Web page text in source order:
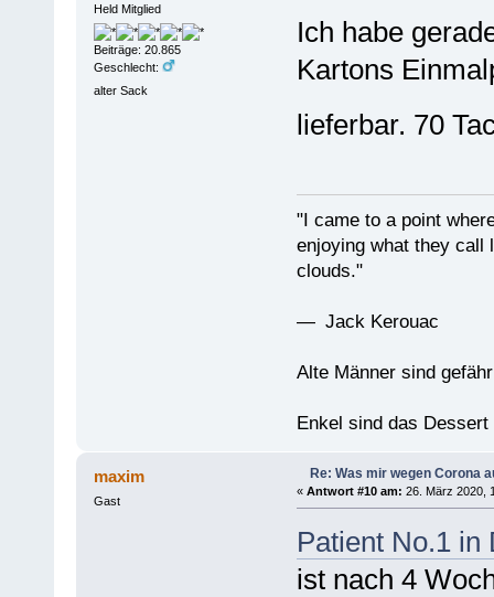
Held Mitglied
Beiträge: 20.865
Geschlecht:
alter Sack
Ich habe
Kartons
lieferbar. 70
"I came to a point
enjoying what they call
clouds."
— Jack Kerouac
Alte Männer sind
Enkel sind das Dessert
maxim
Gast
Re: Was mir wegen Corona
« Antwort #10 am: 26. März 2020,
Patient No.1 in
ist nach 4